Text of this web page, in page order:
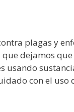
plagas y
dejamos
usando
con el uso